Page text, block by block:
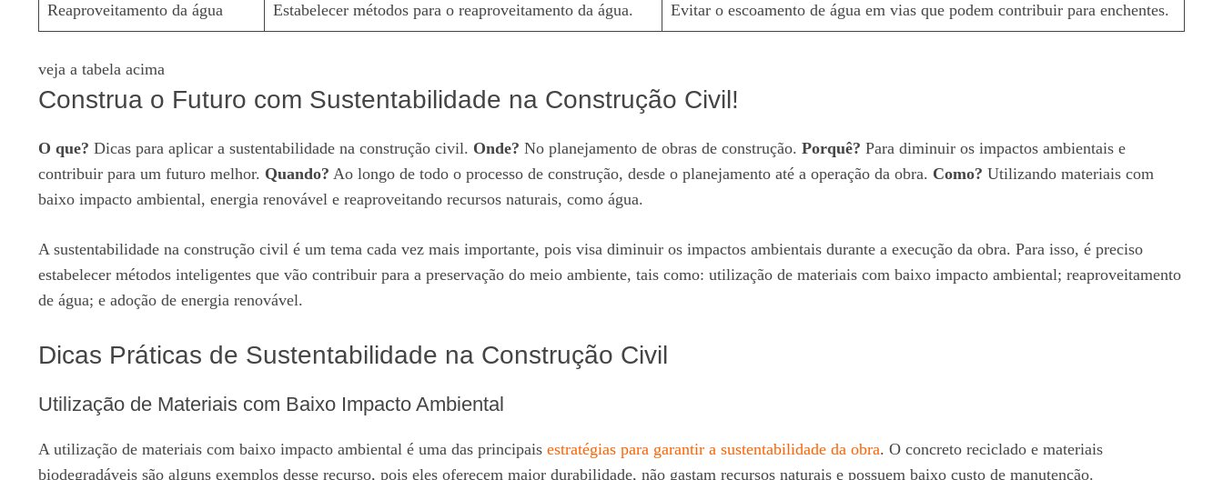
Reaproveitamento da água Estabelecer métodos para o reaproveitamento da água. Evitar o escoamento de água em vias que podem contribuir para enchentes.
veja a tabela acima
Construa o Futuro com Sustentabilidade na Construção Civil!
O que? Dicas para aplicar a sustentabilidade na construção civil. Onde? No planejamento de obras de construção. Porquê? Para diminuir os impactos ambientais e
contribuir para um futuro melhor. Quando? Ao longo de todo o processo de construção, desde o planejamento até a operação da obra. Como? Utilizando materiais com
baixo impacto ambiental, energia renovável e reaproveitando recursos naturais, como água.
A sustentabilidade na construção civil é um tema cada vez mais importante, pois visa diminuir os impactos ambientais durante a execução da obra. Para isso, é preciso
estabelecer métodos inteligentes que vão contribuir para a preservação do meio ambiente, tais como: utilização de materiais com baixo impacto ambiental; reaproveitamento
de água; e adoção de energia renovável.
Dicas Práticas de Sustentabilidade na Construção Civil
Utilização de Materiais com Baixo Impacto Ambiental
A utilização de materiais com baixo impacto ambiental é uma das principais estratégias para garantir a sustentabilidade da obra. O concreto reciclado e materiais
biodegradáveis são alguns exemplos desse recurso, pois eles oferecem maior durabilidade, não gastam recursos naturais e possuem baixo custo de manutenção.